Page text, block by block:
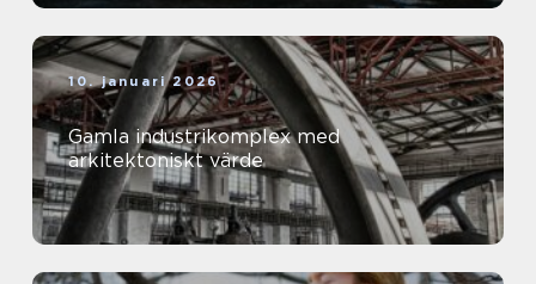
10. januari 2026
Gamla industrikomplex med
arkitektoniskt värde